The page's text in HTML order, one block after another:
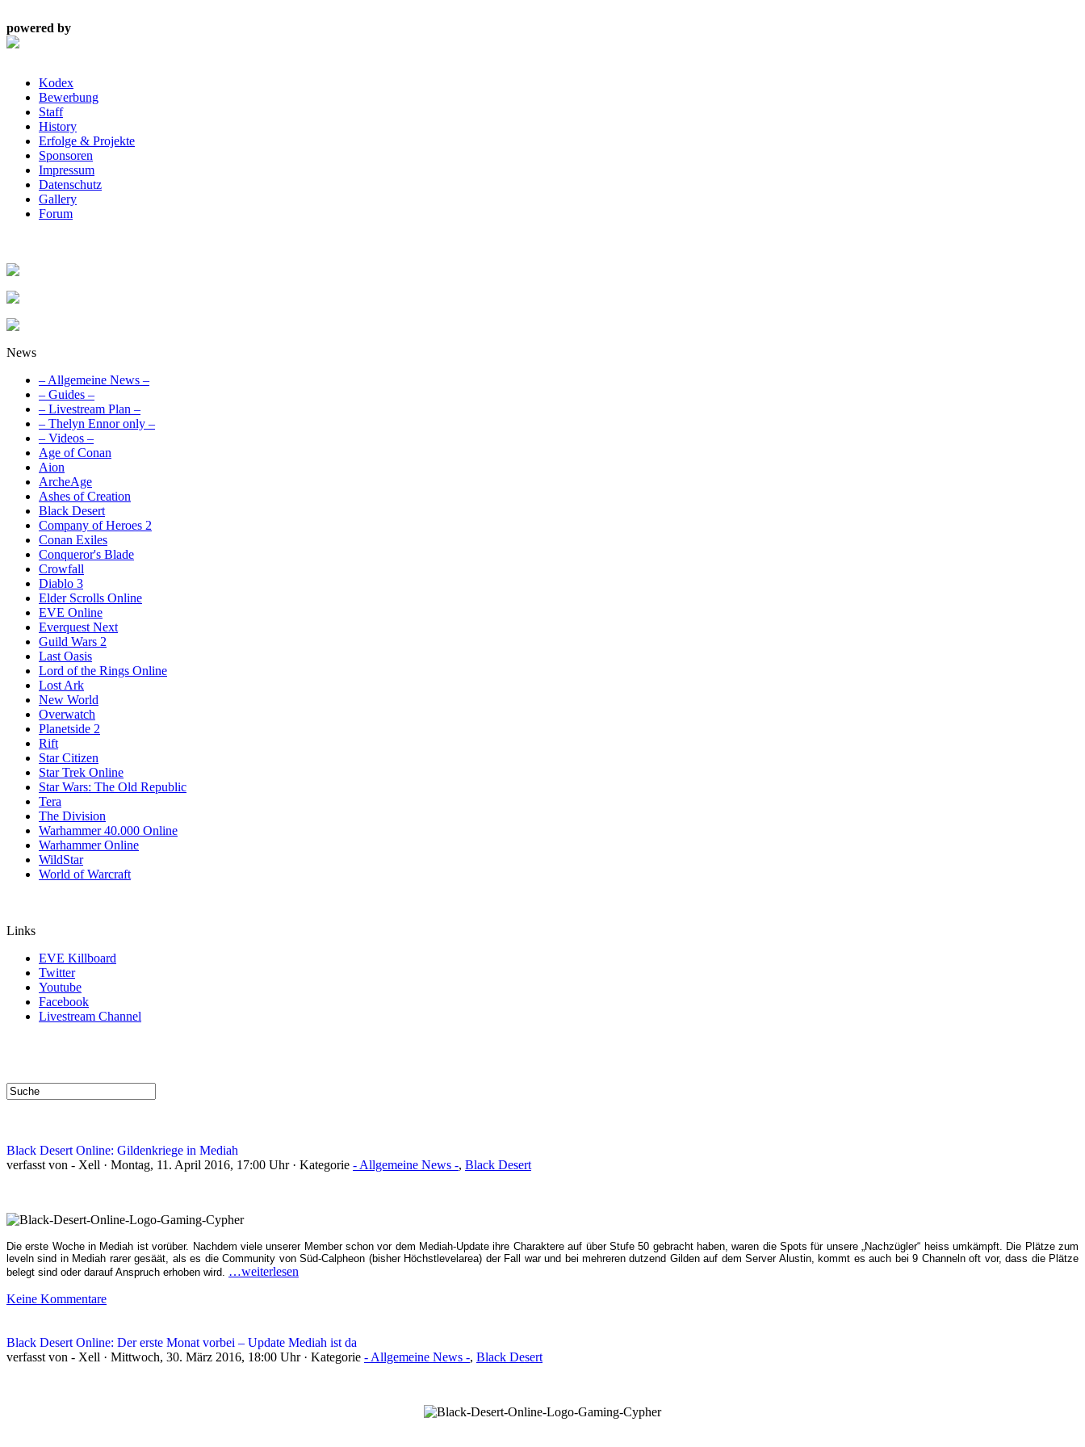
powered by
Kodex
Bewerbung
Staff
History
Erfolge & Projekte
Sponsoren
Impressum
Datenschutz
Gallery
Forum
News
– Allgemeine News –
– Guides –
– Livestream Plan –
– Thelyn Ennor only –
– Videos –
Age of Conan
Aion
ArcheAge
Ashes of Creation
Black Desert
Company of Heroes 2
Conan Exiles
Conqueror's Blade
Crowfall
Diablo 3
Elder Scrolls Online
EVE Online
Everquest Next
Guild Wars 2
Last Oasis
Lord of the Rings Online
Lost Ark
New World
Overwatch
Planetside 2
Rift
Star Citizen
Star Trek Online
Star Wars: The Old Republic
Tera
The Division
Warhammer 40.000 Online
Warhammer Online
WildStar
World of Warcraft
Links
EVE Killboard
Twitter
Youtube
Facebook
Livestream Channel
Black Desert Online: Gildenkriege in Mediah
verfasst von - Xell · Montag, 11. April 2016, 17:00 Uhr · Kategorie - Allgemeine News -, Black Desert
Die erste Woche in Mediah ist vorüber. Nachdem viele unserer Member schon vor dem Mediah-Update ihre Charaktere auf über Stufe 50 gebracht haben, waren die Spots für unsere „Nachzügler“ heiss umkämpft. Die Plätze zum
leveln sind in Mediah rarer gesäät, als es die Community von Süd-Calpheon (bisher Höchstlevelarea) der Fall war und bei mehreren dutzend Gilden auf dem Server Alustin, kommt es auch bei 9 Channeln oft vor, dass die Plätze
belegt sind oder darauf Anspruch erhoben wird. …weiterlesen
Keine Kommentare
Black Desert Online: Der erste Monat vorbei – Update Mediah ist da
verfasst von - Xell · Mittwoch, 30. März 2016, 18:00 Uhr · Kategorie - Allgemeine News -, Black Desert